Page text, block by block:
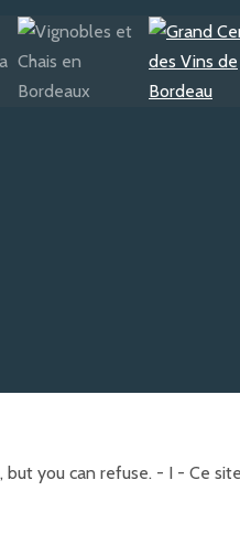
you can refuse. - I - Ce